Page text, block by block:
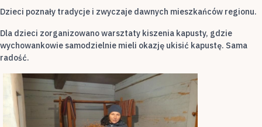
Dzieci poznały tradycje i zwyczaje dawnych mieszkańców regionu.
Dla dzieci zorganizowano warsztaty kiszenia kapusty, gdzie
wychowankowie samodzielnie mieli okazję ukisić kapustę. Sama
radość.